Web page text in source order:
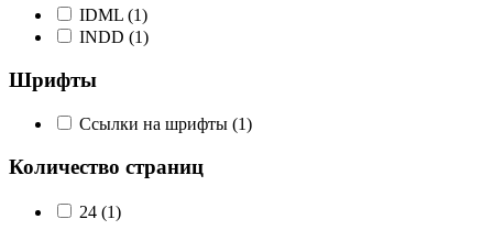
IDML (1)
INDD (1)
Шрифты
Ссылки на шрифты (1)
Количество страниц
24 (1)